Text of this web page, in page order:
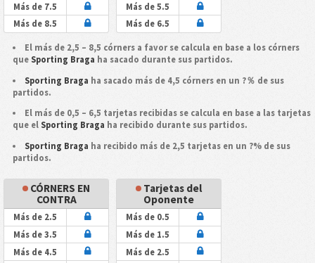
Más de 7.5
Más de 8.5
Más de 5.5
Más de 6.5
El más de 2,5 – 8,5 córners a favor se calcula en base a los córners
que Sporting Braga ha sacado durante sus partidos.
Sporting Braga ha sacado más de 4,5 córners en un ?％ de sus
partidos.
El más de 0,5 – 6,5 tarjetas recibidas se calcula en base a las tarjetas
que el Sporting Braga ha recibido durante sus partidos.
Sporting Braga ha recibido más de 2,5 tarjetas en un ?% de sus
partidos.
CÓRNERS EN
CONTRA
Más de 2.5
Más de 3.5
Más de 4.5
Tarjetas del
Oponente
Más de 0.5
Más de 1.5
Más de 2.5